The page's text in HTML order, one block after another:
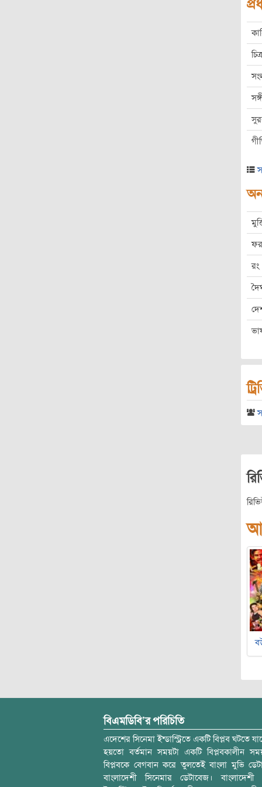
রং
বিএমডিবি’র পরিচিতি
এদেশের সিনেমা ইন্ডাস্ট্রিতে একটি বিপ্লব ঘটতে
হয়তো বর্তমান সময়টা একটি বিপ্লবকালীন
বিপ্লবকে বেগবান করে তুলতেই বাংলা মুভি
বাংলাদেশী সিনেমার ডেটাবেজ। বাংলাদেশী